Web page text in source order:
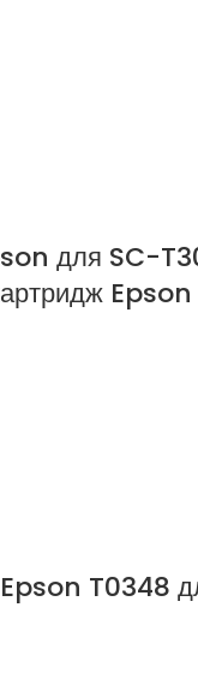
для
Epson
T0348